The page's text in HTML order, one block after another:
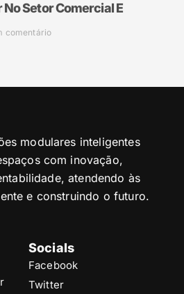
Setor Comercial E
comentário
modulares inteligentes
com inovação,
atendendo às
e construindo o futuro.
Socials
Facebook
Twitter